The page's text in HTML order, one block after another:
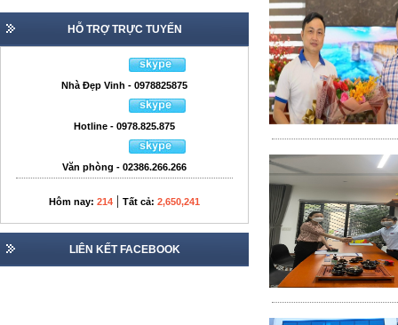
HỖ TRỢ TRỰC TUYẾN
Nhà Đẹp Vinh - 0978825875
Hotline - 0978.825.875
Văn phòng - 02386.266.266
Hôm nay: 214 | Tất cả: 2,650,241
LIÊN KẾT FACEBOOK